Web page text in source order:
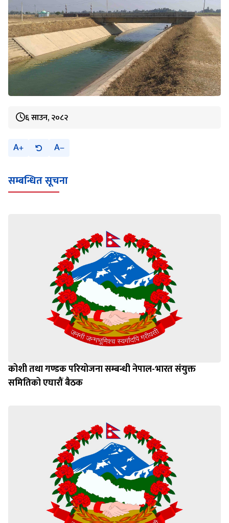
६ साउन, २०८२
A A
सम्बन्धित सूचना
कोशी तथा गण्डक परियोजना सम्बन्धी नेपाल-भारत संयुक्त
समितिको एघारौं बैठक